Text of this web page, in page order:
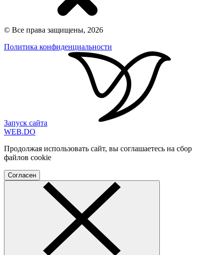
© Все права защищены, 2026
Политика конфиденциальности
Запуск сайта
WEB.DO
Продолжая использовать сайт, вы соглашаетесь на сбор
файлов cookie
Согласен